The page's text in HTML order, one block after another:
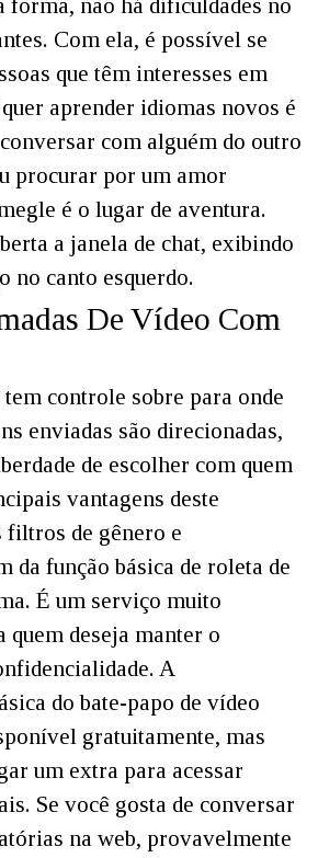
forma, não há dificuldades no
Com ela, é possível se
que têm interesses em
aprender idiomas novos é
com alguém do outro
procurar por um amor
é o lugar de aventura.
a janela de chat, exibindo
no canto esquerdo.
De Vídeo Com
controle sobre para onde
enviadas são direcionadas,
de escolher com quem
vantagens deste
filtros de gênero e
da função básica de roleta de
É um serviço muito
quem deseja manter o
A
do bate-papo de vídeo
gratuitamente, mas
um extra para acessar
Se você gosta de conversar
na web, provavelmente